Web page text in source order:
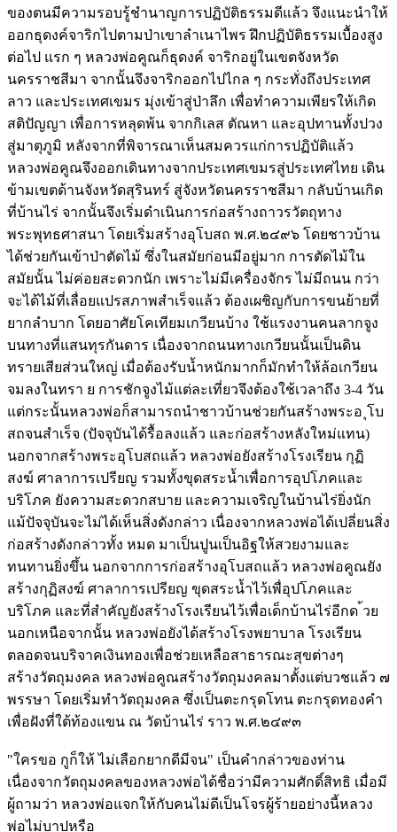
ของตนมีความรอบรู้ชำนาญการปฏิบัติธรรมดีแล้ว จึงแนะนำให้
ออกธุดงค์จาริกไปตามป่าเขาลำเนาไพร ฝึกปฏิบัติธรรมเบื้องสูง
ต่อไป แรก ๆ หลวงพ่อคูณก็ธุดงค์ จาริกอยู่ในเขตจังหวัด
นครราชสีมา จากนั้นจึงจาริกออกไปไกล ๆ กระทั่งถึงประเทศ
ลาว และประเทศเขมร มุ่งเข้าสู่ป่าลึก เพื่อทำความเพียรให้เกิด
สติปัญญา เพื่อการหลุดพ้น จากกิเลส ตัณหา และอุปทานทั้งปวง
สู่มาตุภูมิ หลังจากที่พิจารณาเห็นสมควรแก่การปฏิบัติแล้ว
หลวงพ่อคูณจึงออกเดินทางจากประเทศเขมรสู่ประเทศไทย เดิน
ข้ามเขตด้านจังหวัดสุรินทร์ สู่จังหวัดนครราชสีมา กลับบ้านเกิด
ที่บ้านไร่ จากนั้นจึงเริ่มดำเนินการก่อสร้างถาวรวัตถุทาง
พระพุทธศาสนา โดยเริ่มสร้างอุโบสถ พ.ศ.๒๔๙๖ โดยชาวบ้าน
ได้ช่วยกันเข้าป่าตัดไม้ ซึ่งในสมัยก่อนมีอยู่มาก การตัดไม้ใน
สมัยนั้น ไม่ค่อยสะดวกนัก เพราะไม่มีเครื่องจักร ไม่มีถนน กว่า
จะได้ไม้ที่เลื่อยแปรสภาพสำเร็จแล้ว ต้องเผชิญกับการขนย้ายที่
ยากลำบาก โดยอาศัยโคเทียมเกวียนบ้าง ใช้แรงงานคนลากจูง
บนทางที่แสนทุรกันดาร เนื่องจากถนนทางเกวียนนั้นเป็นดิน
ทรายเสียส่วนใหญ่ เมื่อต้องรับน้ำหนักมากก็มักทำให้ล้อเกวียน
จมลงในทรา ย การชักจูงไม้แต่ละเที่ยวจึงต้องใช้เวลาถึง 3-4 วัน
แต่กระนั้นหลวงพ่อก็สามารถนำชาวบ้านช่วยกันสร้างพระอ ุโบ
สถจนสำเร็จ (ปัจจุบันได้รื้อลงแล้ว และก่อสร้างหลังใหม่แทน)
นอกจากสร้างพระอุโบสถแล้ว หลวงพ่อยังสร้างโรงเรียน กุฏิ
สงฆ์ ศาลาการเปรียญ รวมทั้งขุดสระน้ำเพื่อการอุปโภคและ
บริโภค ยังความสะดวกสบาย และความเจริญในบ้านไร่ยิ่งนัก
แม้ปัจจุบันจะไม่ได้เห็นสิ่งดังกล่าว เนื่องจากหลวงพ่อได้เปลี่ยนสิ่ง
ก่อสร้างดังกล่าวทั้ง หมด มาเป็นปูนเป็นอิฐให้สวยงามและ
ทนทานยิ่งขึ้น นอกจากการก่อสร้างอุโบสถแล้ว หลวงพ่อคูณยัง
สร้างกุฏิสงฆ์ ศาลาการเปรียญ ขุดสระน้ำไว้เพื่อุปโภคและ
บริโภค และที่สำคัญยังสร้างโรงเรียนไว้เพื่อเด็กบ้านไร่อีกด ้วย
นอกเหนือจากนั้น หลวงพ่อยังได้สร้างโรงพยาบาล โรงเรียน
ตลอดจนบริจาคเงินทองเพื่อช่วยเหลือสาธารณะสุขต่างๆ
สร้างวัตถุมงคล หลวงพ่อคูณสร้างวัตถุมงคลมาตั้งแต่บวชแล้ว ๗
พรรษา โดยเริ่มทำวัตถุมงคล ซึ่งเป็นตะกรุดโทน ตะกรุดทองคำ
เพื่อฝังที่ใต้ท้องแขน ณ วัดบ้านไร่ ราว พ.ศ.๒๔๙๓
"ใครขอ กูก็ให้ ไม่เลือกยากดีมีจน" เป็นคำกล่าวของท่าน
เนื่องจากวัตถุมงคลของหลวงพ่อได้ชื่อว่ามีความศักดิ์สิทธิ เมื่อมี
ผู้ถามว่า หลวงพ่อแจกให้กับคนไม่ดีเป็นโจรผู้ร้ายอย่างนี้หลวง
พ่อไม่บาปหรือ